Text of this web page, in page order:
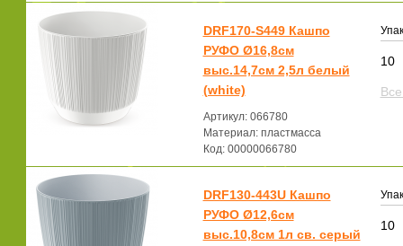
DRF170-S449 Кашпо
РУФО Ø16,8см
выс.14,7см 2,5л белый
(white)
Артикул: 066780
Материал: пластмасса
Код: 00000066780
10
DRF130-443U Кашпо
РУФО Ø12,6см
выс.10,8см 1л св. серый
10